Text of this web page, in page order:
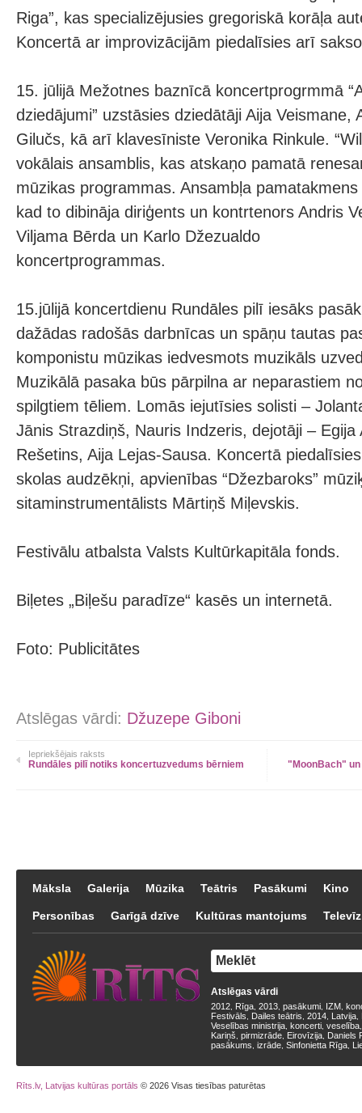
Riga”, kas specializējusies gregoriskā korāļa
Koncertā ar improvizācijām piedalīsies arī
15. jūlijā Mežotnes baznīcā koncertprogrmmā
dziedājumi” uzstāsies dziedātāji Aija Veismane,
Gilučs, kā arī klavesīniste Veronika Rinkule.
vokālais ansamblis, kas atskaņo pamatā
mūzikas programmas. Ansambļa
kad to dibināja diriģents un kontrtenors Andris
Viljama Bērda un Karlo Džezualdo
koncertprogrammas.
15.jūlijā koncertdienu Rundāles pilī iesāks
dažādas radošās darbnīcas un spāņu tautas
komponistu mūzikas iedvesmots muzikāls
Muzikālā pasaka būs pārpilna ar neparastiem
spilgtiem tēliem. Lomās iejutīsies solisti –
Jānis Strazdiņš, Nauris Indzeris, dejotāji – Egija
Rešetins, Aija Lejas-Sausa. Koncertā
skolas audzēkņi, apvienības “Džezbaroks”
sitaminstrumentālists Mārtiņš Miļevskis.
Festivālu atbalsta Valsts Kultūrkapitāla fonds.
Biļetes „Biļešu paradīze“ kasēs un internetā.
Foto: Publicitātes
Atslēgas vārdi: Džuzepe Giboni
Iepriekšējais raksts
Rundāles pilī notiks koncertuzvedums bērniem "MoonBach" un
Māksla Galerija Mūzika Teātris Pasākumi Kino
Personības Garīgā dzīve Kultūras mantojums
Atslēgas vārdi
2012 Rīga 2013 pasākumi IZM
Festivāls
Dailes teātris 2014 Latvija
Veselības ministrija koncerti veselība
Kariņš pirmizrāde Eirovīzija Daniels
pasākums izrāde Sinfonietta Rīga
Rīts.lv, Latvijas kultūras portāls © 2026 Visas tiesības paturētas